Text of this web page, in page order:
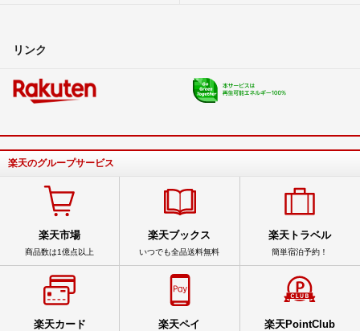
リンク
楽天のグループサービス
楽天市場
商品数は1億点以上
楽天ブックス
いつでも全品送料無料
楽天トラベル
簡単宿泊予約！
楽天カード 楽天ペイ 楽天PointClub